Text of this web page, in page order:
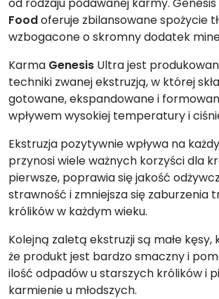
Foodoferuje zbilansowane spożycie
wzbogacone o skromny dodatek
Karma Genesis Ultra jest
techniki zwanej ekstruzją, w której
gotowane, ekspandowane i
wpływem wysokiej temperatury i
Ekstruzja pozytywnie wpływa na
przynosi wiele ważnych korzyści dla
pierwsze, poprawia się jakość
strawność i zmniejsza się zaburzenia
królików w każdym wieku.
Kolejną zaletą ekstruzji są małe
że produkt jest bardzo smaczny i
ilość odpadów u starszych królików i
karmienie u młodszych.